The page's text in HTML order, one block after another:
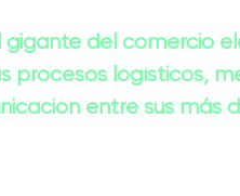
gigante del comercio
procesos logísticos,
entre sus más